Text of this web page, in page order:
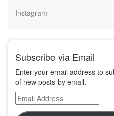
Instagram
Subscribe via Email
Enter your email address to
of new posts by email.
Email
Address